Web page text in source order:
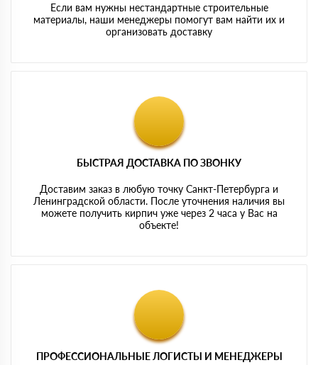
Если вам нужны нестандартные строительные
материалы, наши менеджеры помогут вам найти их и
организовать доставку
БЫСТРАЯ ДОСТАВКА ПО ЗВОНКУ
Доставим заказ в любую точку Санкт-Петербурга и
Ленинградской области. После уточнения наличия вы
можете получить кирпич уже через 2 часа у Вас на
объекте!
ПРОФЕССИОНАЛЬНЫЕ ЛОГИСТЫ И МЕНЕДЖЕРЫ